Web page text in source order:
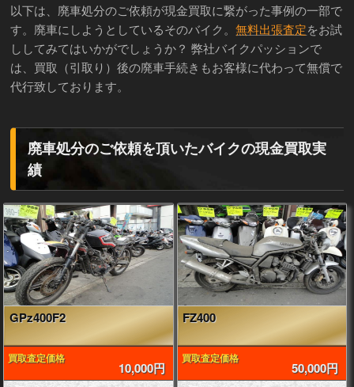
以下は、廃車処分のご依頼が現金買取に繋がった事例の一部で
す。廃車にしようとしているそのバイク。無料出張査定をお試
ししてみてはいかがでしょうか？ 弊社バイクパッションで
は、買取（引取り）後の廃車手続きもお客様に代わって無償で
代行致しております。
廃車処分のご依頼を頂いたバイクの現金買取実
績
GPz400F2
買取査定価格
10,000円
FZ400
買取査定価格
50,000円